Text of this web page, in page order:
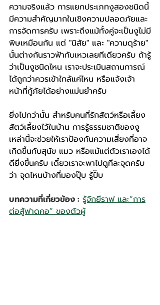
ความจริงแล้ว การแยกประเภทงูสองชนิดนี้
มีความสำคัญมากในเชิงความปลอดภัยและ
การจัดการครับ เพราะถึงแม้ทั้งคู่จะเป็นงูไม่มี
พิษเหมือนกัน แต่ "นิสัย" และ "ความดุร้าย"
นั้นต่างกันราวฟ้ากับเหวเลยทีเดียวครับ ถ้ารู้
ว่าเป็นงูชนิดไหน เราจะประเมินสถานการณ์
ได้ถูกว่าควรเข้าใกล้แค่ไหน หรือแจ้งเจ้า
หน้าที่กู้ภัยได้อย่างแม่นยำครับ
ยิ่งไปกว่านั้น สำหรับคนที่รักสัตว์หรือเลี้ยง
สัตว์เลี้ยงไว้ในบ้าน การรู้ธรรมชาติของงู
เหล่านี้จะช่วยให้เราป้องกันความเสี่ยงที่อาจ
เกิดขึ้นกับสุนัข แมว หรือแม้แต่ตัวเราเองได้
ดียิ่งขึ้นครับ เดี๋ยวเราจะพาไปดูทีละจุดครับ
ว่า จุดไหนบ้างที่มองปุ๊บ รู้ปั๊บ
บทความที่เกี่ยวข้อง : รู้จักยีราฟ และ“การ
ต่อสู้ฟาดคอ” ของตัวผู้